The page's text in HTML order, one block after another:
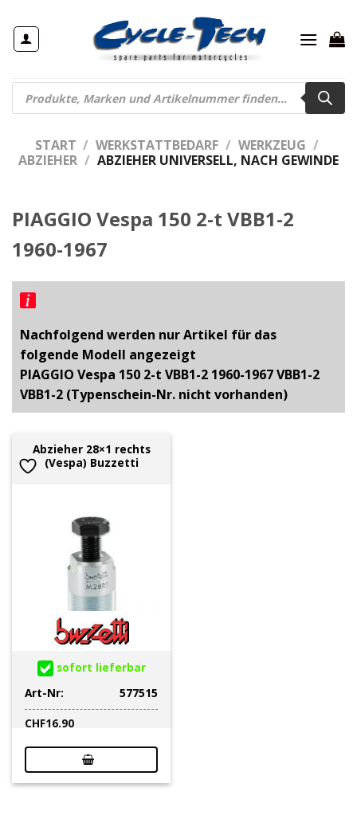
Inhalt
springen
Products
search
START / WERKSTATTBEDARF / WERKZEUG /
ABZIEHER / ABZIEHER UNIVERSELL, NACH GEWINDE
PIAGGIO Vespa 150 2-t VBB1-2
1960-1967
Nachfolgend werden nur Artikel für das
folgende Modell angezeigt
PIAGGIO Vespa 150 2-t VBB1-2 1960-1967 VBB1-2
VBB1-2 (Typenschein-Nr. nicht vorhanden)
Abzieher 28×1 rechts
(Vespa) Buzzetti
sofort lieferbar
Art-Nr:
577515
CHF16.90